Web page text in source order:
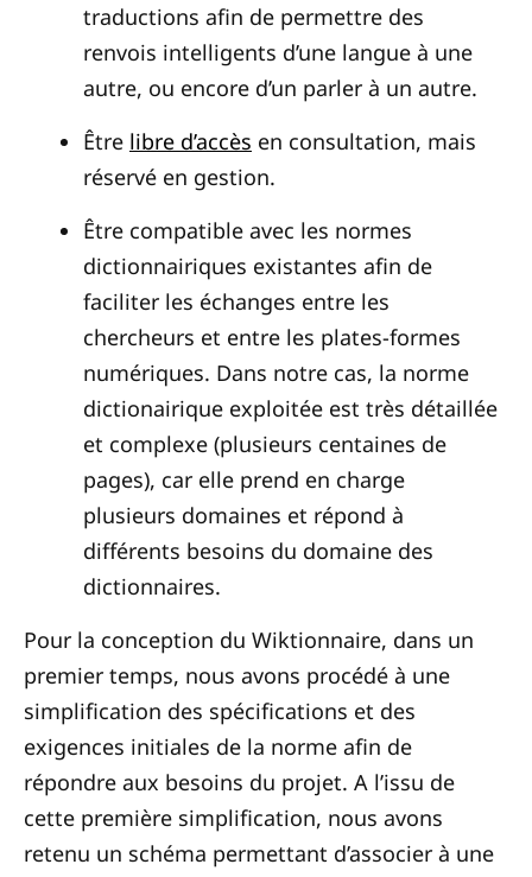
traductions afin de permettre des
renvois intelligents d’une langue à une
autre, ou encore d’un parler à un autre.
Être libre d’accès en consultation, mais
réservé en gestion.
Être compatible avec les normes
dictionnairiques existantes afin de
faciliter les échanges entre les
chercheurs et entre les plates-formes
numériques. Dans notre cas, la norme
dictionairique exploitée est très détaillée
et complexe (plusieurs centaines de
pages), car elle prend en charge
plusieurs domaines et répond à
différents besoins du domaine des
dictionnaires.
Pour la conception du Wiktionnaire, dans un
premier temps, nous avons procédé à une
simplification des spécifications et des
exigences initiales de la norme afin de
répondre aux besoins du projet. A l’issu de
cette première simplification, nous avons
retenu un schéma permettant d’associer à une